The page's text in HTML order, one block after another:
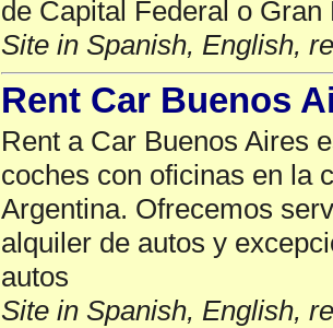
de Capital Federal o Gran
Site in Spanish, English,
Rent Car Buenos
Rent a Car Buenos Aires
coches con oficinas en la
Argentina. Ofrecemos
alquiler de autos y
autos
Site in Spanish, English,